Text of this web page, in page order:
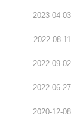
2023-04-03
2022-08-11
2022-09-02
2022-06-27
2020-12-08